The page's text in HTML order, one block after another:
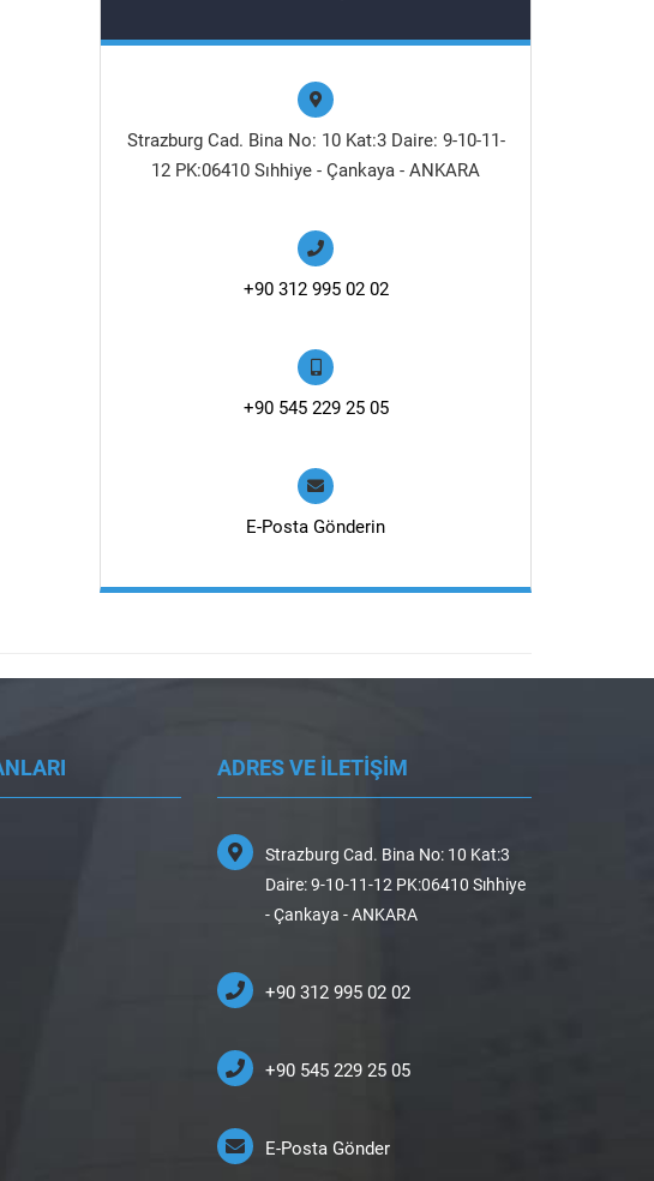
Strazburg Cad. Bina No: 10 Kat:3 Daire: 9-10-11-
12 PK:06410 Sıhhiye - Çankaya - ANKARA
+90 312 995 02 02
+90 545 229 25 05
E-Posta Gönderin
ADRES VE İLETİŞİM
Strazburg Cad. Bina No: 10 Kat:3
Daire: 9-10-11-12 PK:06410 Sıhhiye
- Çankaya - ANKARA
+90 312 995 02 02
+90 545 229 25 05
E-Posta Gönder